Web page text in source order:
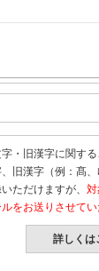
字・旧漢字に関する
旧漢字（例：髙
ただけますが、 対
をお送りさせてい
詳しくは